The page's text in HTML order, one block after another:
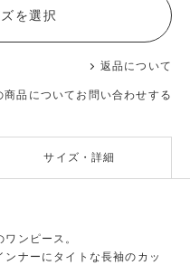
返品について
商品についてお問い合わせする
を選択
サイズ・詳細
ンピース。
ナーにタイトな長袖のカッ